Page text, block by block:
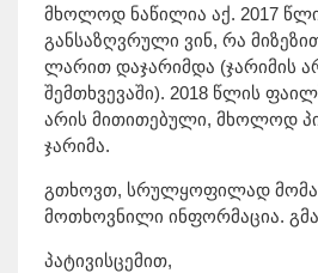
მხოლოდ ნაწილია აქ. 2017
განსაზღვრული ვინ, რა
ლარით დაჯარიმდა (ჯარიმის
შემთხვევაში). 2018 წლის
არის მითითებული, მხოლოდ
ჯარიმა.
გთხოვთ, სრულყოფილად
მოთხოვნილი ინფორმაცია.
პატივისცემით,